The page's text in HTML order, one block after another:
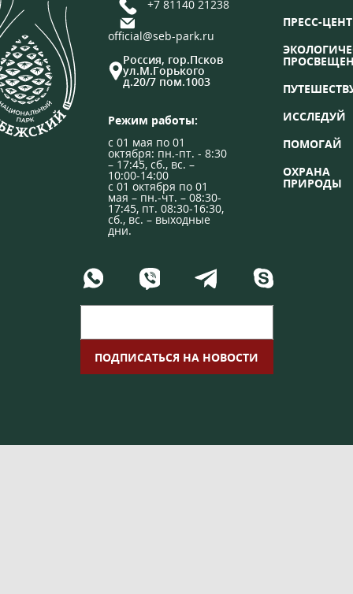
+7 81140 21238
official@seb-park.ru
Россия, гор.Псков
ул.М.Горького
д.20/7 пом.1003
Режим работы:
с 01 мая по 01
октября: пн.-пт. - 8:30
– 17:45, сб., вс. –
10:00-14:00
с 01 октября по 01
мая – пн.-чт. – 08:30-
17:45, пт. 08:30-16:30,
сб., вс. – выходные
дни.
ПРЕСС-
ИССЛЕДУЙ
ПОМОГАЙ
ОХРАНА
ПРИРОДЫ